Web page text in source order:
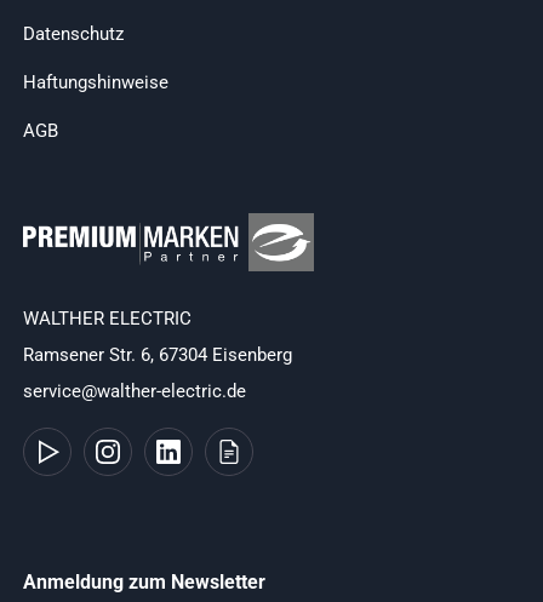
Datenschutz
Haftungshinweise
AGB
WALTHER ELECTRIC
Ramsener Str. 6, 67304 Eisenberg
service@walther-electric.de
Anmeldung zum Newsletter